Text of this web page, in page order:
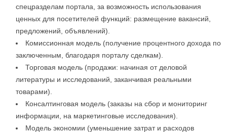
спецразделам портала, за возможность использования
ценных для посетителей функций: размещение вакансий,
предложений, объявлений).
Комиссионная модель (получение процентного дохода по
заключенным, благодаря порталу сделкам).
Торговая модель (продажи: начиная от деловой
литературы и исследований, заканчивая реальными
товарами).
Консалтинговая модель (заказы на сбор и мониторинг
информации, на маркетинговые исследования).
Модель экономии (уменьшение затрат и расходов